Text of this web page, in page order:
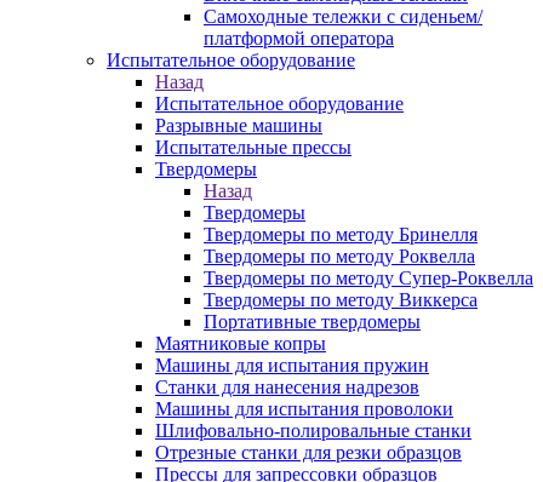
Самоходные тележки с сиденьем/
платформой оператора
Испытательное оборудование
Назад
Испытательное оборудование
Разрывные машины
Испытательные прессы
Твердомеры
Назад
Твердомеры
Твердомеры по методу Бринелля
Твердомеры по методу Роквелла
Твердомеры по методу Супер-Роквелла
Твердомеры по методу Виккерса
Портативные твердомеры
Маятниковые копры
Машины для испытания пружин
Станки для нанесения надрезов
Машины для испытания проволоки
Шлифовально-полировальные станки
Отрезные станки для резки образцов
Прессы для запрессовки образцов